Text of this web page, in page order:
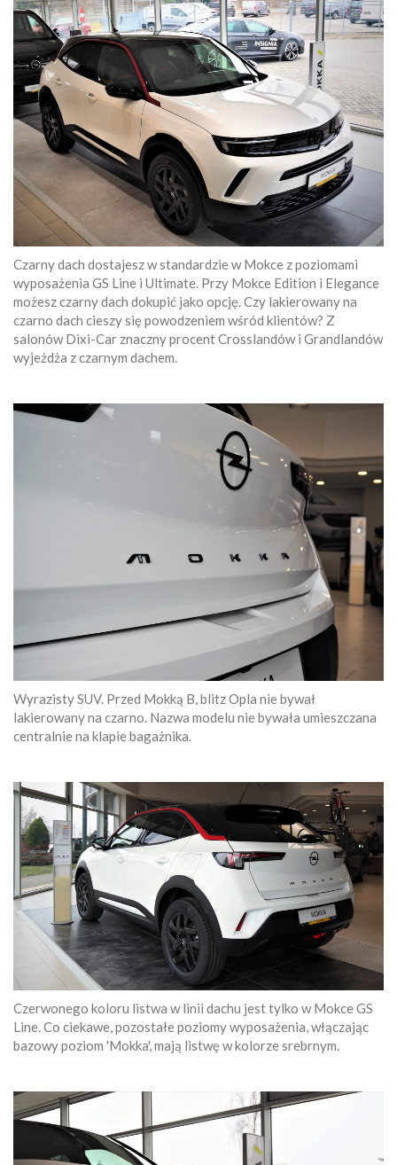
Czarny dach dostajesz w standardzie w Mokce z poziomami
wyposażenia GS Line i Ultimate. Przy Mokce Edition i Elegance
możesz czarny dach dokupić jako opcję. Czy lakierowany na
czarno dach cieszy się powodzeniem wśród klientów? Z
salonów Dixi-Car znaczny procent Crosslandów i Grandlandów
wyjeżdża z czarnym dachem.
Wyrazisty SUV. Przed Mokką B, blitz Opla nie bywał
lakierowany na czarno. Nazwa modelu nie bywała umieszczana
centralnie na klapie bagażnika.
Czerwonego koloru listwa w linii dachu jest tylko w Mokce GS
Line. Co ciekawe, pozostałe poziomy wyposażenia, włączając
bazowy poziom 'Mokka', mają listwę w kolorze srebrnym.